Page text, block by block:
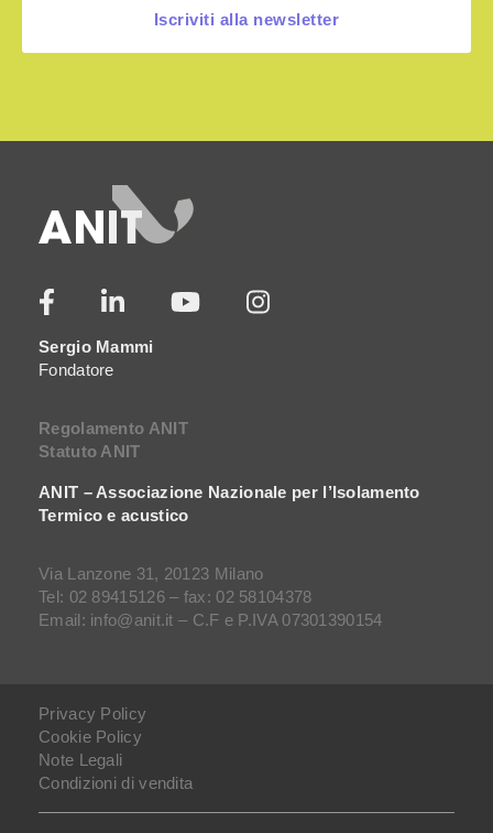
Iscriviti alla newsletter
Sergio Mammi
Fondatore
Regolamento ANIT
Statuto ANIT
ANIT – Associazione Nazionale per l’Isolamento
Termico e acustico
Via Lanzone 31, 20123 Milano
Tel: 02 89415126 – fax: 02 58104378
Email: info@anit.it – C.F e P.IVA 07301390154
Privacy Policy
Cookie Policy
Note Legali
Condizioni di vendita